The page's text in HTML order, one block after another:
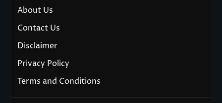
About Us
Contact Us
Disclaimer
Privacy Policy
Terms and Conditions